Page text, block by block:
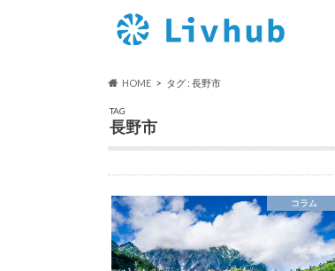
HOME タグ : 長野市
TAG
長野市
コラム